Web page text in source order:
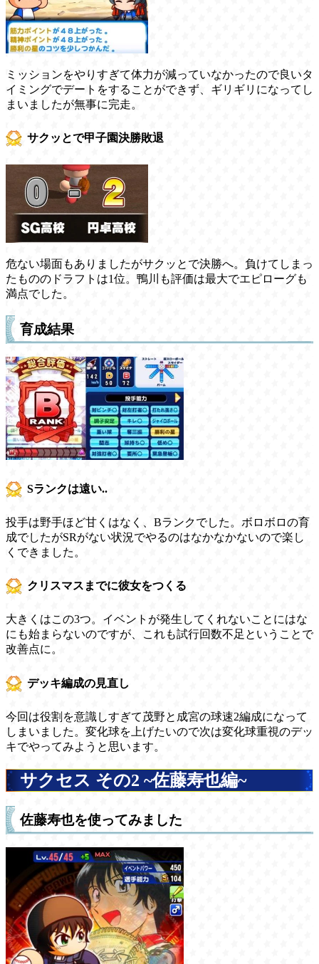
ミッションをやりすぎて体力が減っていなかったので良いタ
イミングでデートをすることができず、ギリギリになってし
まいましたが無事に完走。
サクッとで甲子園決勝敗退
危ない場面もありましたがサクッとで決勝へ。負けてしまっ
たもののドラフトは1位。鴨川も評価は最大でエピローグも
満点でした。
育成結果
Sランクは遠い..
投手は野手ほど甘くはなく、Bランクでした。ボロボロの育
成でしたがSRがない状況でやるのはなかなかないので楽し
くできました。
クリスマスまでに彼女をつくる
大きくはこの3つ。イベントが発生してくれないことにはな
にも始まらないのですが、これも試行回数不足ということで
改善点に。
デッキ編成の見直し
今回は役割を意識しすぎて茂野と成宮の球速2編成になって
しまいました。変化球を上げたいので次は変化球重視のデッ
キでやってみようと思います。
サクセス その2 ~佐藤寿也編~
佐藤寿也を使ってみました